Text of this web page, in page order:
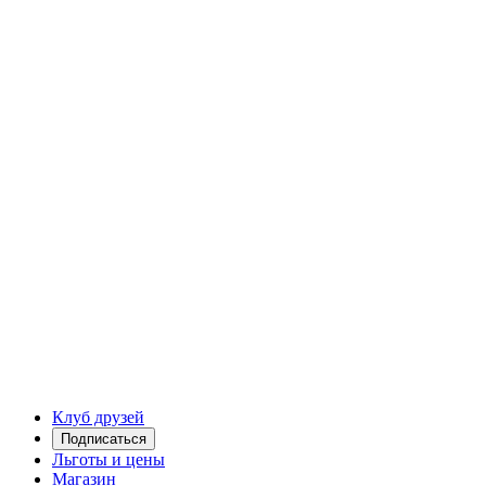
Клуб друзей
Подписаться
Льготы и цены
Магазин